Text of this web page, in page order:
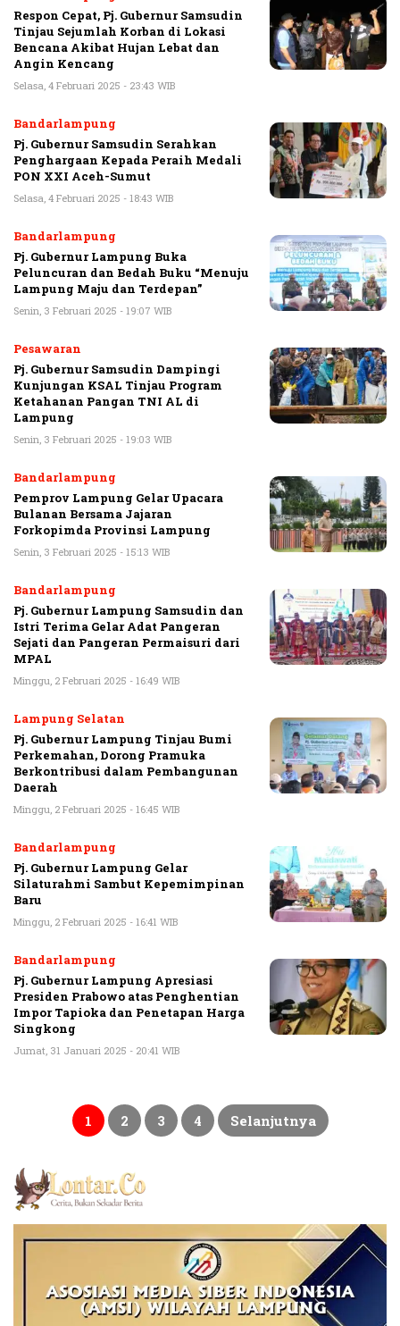
Respon Cepat, Pj. Gubernur Samsudin
Tinjau Sejumlah Korban di Lokasi
Bencana Akibat Hujan Lebat dan
Angin Kencang
Selasa, 4 Februari 2025 - 23:43 WIB
Bandarlampung
Pj. Gubernur Samsudin Serahkan
Penghargaan Kepada Peraih Medali
PON XXI Aceh-Sumut
Selasa, 4 Februari 2025 - 18:43 WIB
Bandarlampung
Pj. Gubernur Lampung Buka
Peluncuran dan Bedah Buku “Menuju
Lampung Maju dan Terdepan”
Senin, 3 Februari 2025 - 19:07 WIB
Pesawaran
Pj. Gubernur Samsudin Dampingi
Kunjungan KSAL Tinjau Program
Ketahanan Pangan TNI AL di
Lampung
Senin, 3 Februari 2025 - 19:03 WIB
Bandarlampung
Pemprov Lampung Gelar Upacara
Bulanan Bersama Jajaran
Forkopimda Provinsi Lampung
Senin, 3 Februari 2025 - 15:13 WIB
Bandarlampung
Pj. Gubernur Lampung Samsudin dan
Istri Terima Gelar Adat Pangeran
Sejati dan Pangeran Permaisuri dari
MPAL
Minggu, 2 Februari 2025 - 16:49 WIB
Lampung Selatan
Pj. Gubernur Lampung Tinjau Bumi
Perkemahan, Dorong Pramuka
Berkontribusi dalam Pembangunan
Daerah
Minggu, 2 Februari 2025 - 16:45 WIB
Bandarlampung
Pj. Gubernur Lampung Gelar
Silaturahmi Sambut Kepemimpinan
Baru
Minggu, 2 Februari 2025 - 16:41 WIB
Bandarlampung
Pj. Gubernur Lampung Apresiasi
Presiden Prabowo atas Penghentian
Impor Tapioka dan Penetapan Harga
Singkong
Jumat, 31 Januari 2025 - 20:41 WIB
Paginasi
1 2 3 4 Selanjutnya